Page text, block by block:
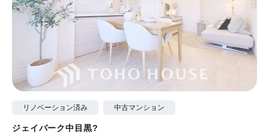
リノベーション済み 中古マンション
ジェイパーク中目黒?